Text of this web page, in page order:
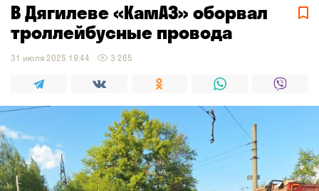
В Дягилеве «КамАЗ» оборвал
троллейбусные провода
31 июля 2025 19:44 3 265